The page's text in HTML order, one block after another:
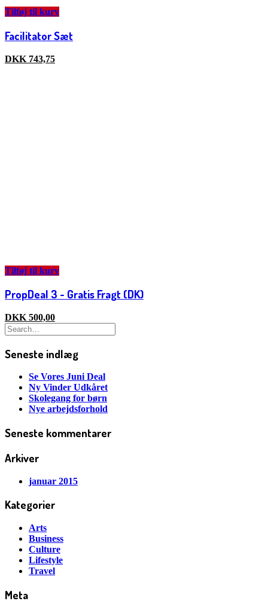
Tilføj til kurv
Facilitator Sæt
DKK 743,75
Tilføj til kurv
PropDeal 3 - Gratis Fragt (DK)
DKK 500,00
Seneste indlæg
Se Vores Juni Deal
Ny Vinder Udkåret
Skolegang for børn
Nye arbejdsforhold
Seneste kommentarer
Arkiver
januar 2015
Kategorier
Arts
Business
Culture
Lifestyle
Travel
Meta